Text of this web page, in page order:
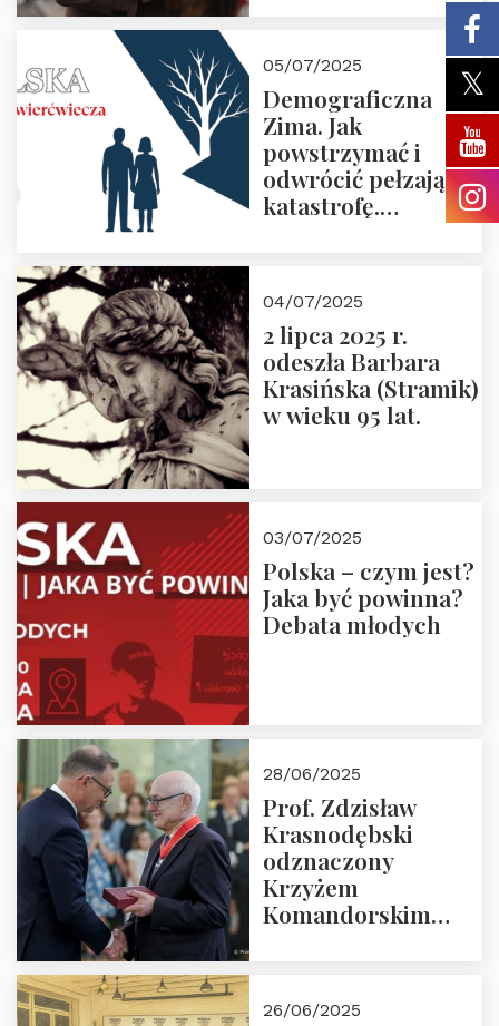
05/07/2025
Demograficzna
Zima. Jak
powstrzymać i
odwrócić pełzającą
katastrofę.
Nowego
Ćwierćwiecza”
04/07/2025
2 lipca 2025 r.
odeszła Barbara
Krasińska (Stramik)
w wieku 95 lat.
03/07/2025
Polska – czym jest?
Jaka być powinna?
Debata młodych
28/06/2025
Prof. Zdzisław
Krasnodębski
odznaczony
Krzyżem
Komandorskim
26/06/2025